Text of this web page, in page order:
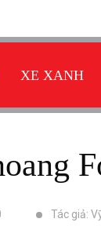
XE XANH
Tác giả: